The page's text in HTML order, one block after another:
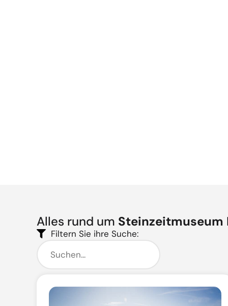
Alles rund um Steinzeitmuseum
Filtern Sie ihre Suche: